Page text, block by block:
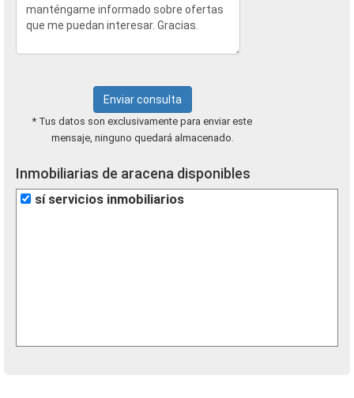
Enviar consulta
* Tus datos son exclusivamente para enviar este
mensaje, ninguno quedará almacenado.
Inmobiliarias de aracena disponibles
sí servicios inmobiliarios